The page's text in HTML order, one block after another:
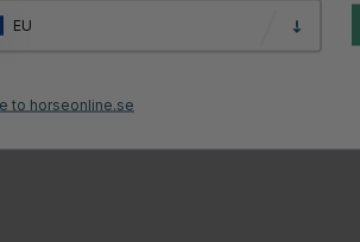
inte är stängd/sträckt. Antal ledare, 6 x 0,20 mm
EU
to horseonline.se